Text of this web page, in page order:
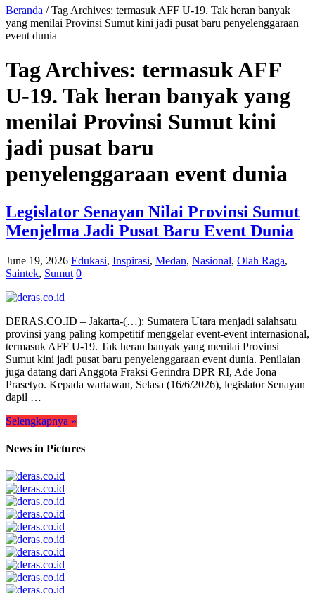
Beranda / Tag Archives: termasuk AFF U-19. Tak heran banyak
yang menilai Provinsi Sumut kini jadi pusat baru penyelenggaraan
event dunia
Tag Archives: termasuk AFF
U-19. Tak heran banyak yang
menilai Provinsi Sumut kini
jadi pusat baru
penyelenggaraan event dunia
Legislator Senayan Nilai Provinsi Sumut
Menjelma Jadi Pusat Baru Event Dunia
June 19, 2026 Edukasi, Inspirasi, Medan, Nasional, Olah Raga,
Saintek, Sumut 0
DERAS.CO.ID – Jakarta-(…): Sumatera Utara menjadi salahsatu
provinsi yang paling kompetitif menggelar event-event internasional,
termasuk AFF U-19. Tak heran banyak yang menilai Provinsi
Sumut kini jadi pusat baru penyelenggaraan event dunia. Penilaian
juga datang dari Anggota Fraksi Gerindra DPR RI, Ade Jona
Prasetyo. Kepada wartawan, Selasa (16/6/2026), legislator Senayan
dapil …
Selengkapnya »
News in Pictures